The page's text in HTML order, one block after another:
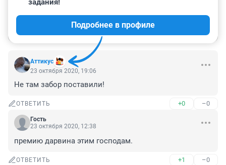
Аттикус
задания!
Подробнее в профиле
23 октября 2020, 19:06
Не там забор поставили!
ОТВЕТИТЬ +0 –0
Гость
23 октября 2020, 12:38
премию дарвина этим господам.
ОТВЕТИТЬ +1 –0